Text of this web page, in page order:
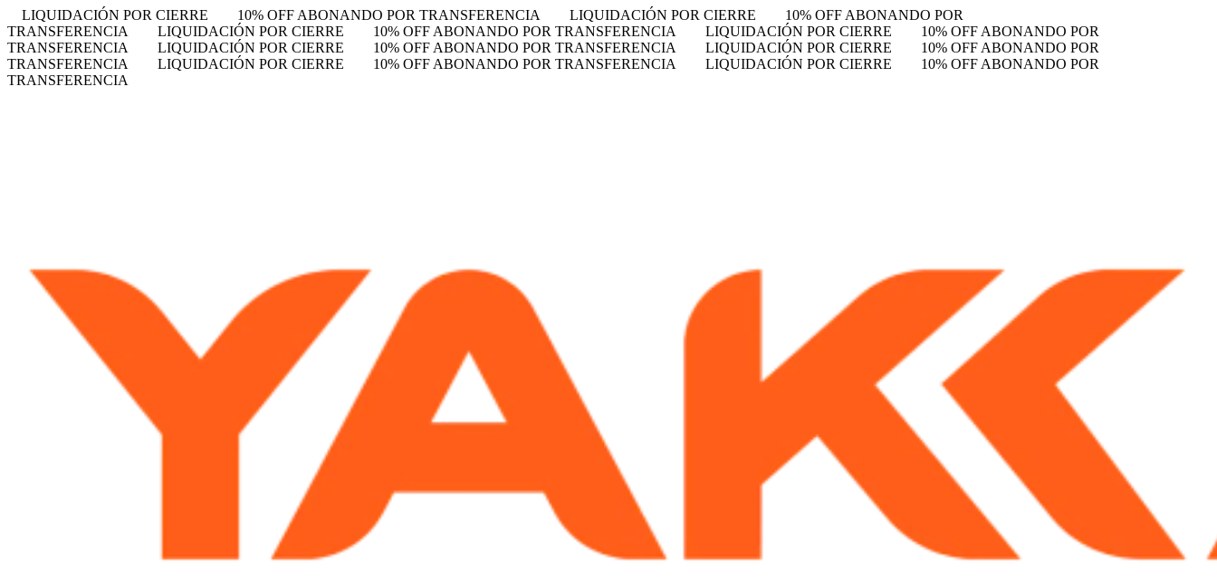
LIQUIDACIÓN POR CIERRE 10% OFF ABONANDO POR TRANSFERENCIA LIQUIDACIÓN POR CIERRE
10% OFF ABONANDO POR
TRANSFERENCIA
LIQUIDACIÓN POR CIERRE 10% OFF ABONANDO POR TRANSFERENCIA LIQUIDACIÓN POR CIERRE
10% OFF ABONANDO POR
TRANSFERENCIA
LIQUIDACIÓN POR CIERRE 10% OFF ABONANDO POR TRANSFERENCIA LIQUIDACIÓN POR CIERRE
10% OFF ABONANDO POR
TRANSFERENCIA
LIQUIDACIÓN POR CIERRE 10% OFF ABONANDO POR TRANSFERENCIA LIQUIDACIÓN POR CIERRE
10% OFF ABONANDO POR
TRANSFERENCIA